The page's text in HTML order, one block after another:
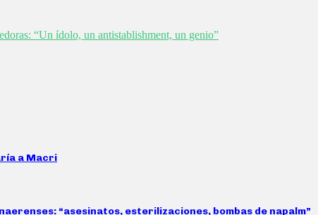
“Un ídolo, un antistablishment, un genio”
a Macri
“asesinatos, esterilizaciones, bombas de napalm”